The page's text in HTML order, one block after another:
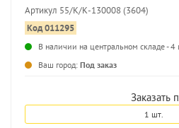
Артикул 55/К/К-130008 (3604)
Код 011295
В наличии на центральном складе - 4
Ваш город: Под заказ
Заказать
1 шт.